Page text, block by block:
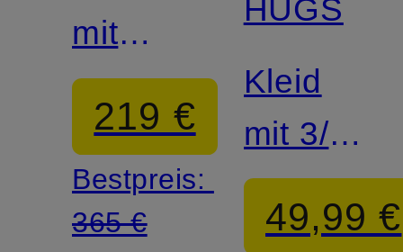
mit
Spitze
219 €
Bestpreis:
365 €
HUGS
Kleid
mit 3/4-
Ärmel
49,99 €